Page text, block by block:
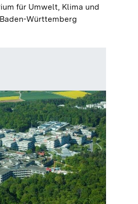
für Umwelt, Klima und
Württemberg